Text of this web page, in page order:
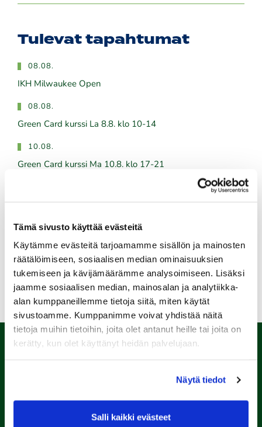
Tämä sivusto käyttää evästeitä
Käytämme evästeitä tarjoamamme sisällön ja mainosten
räätälöimiseen, sosiaalisen median ominaisuuksien
tukemiseen ja kävijämäärämme analysoimiseen. Lisäksi
jaamme sosiaalisen median, mainosalan ja analytiikka-
alan kumppaneillemme tietoja siitä, miten käytät
sivustoamme. Kumppanimme voivat yhdistää näitä
tietoja muihin tietoihin, joita olet antanut heille tai joita on
kerätty, kun olet käyttänyt heidän palvelujaan.
Näytä tiedot
Salli kaikki evästeet
Tulevat tapahtumat
08.08.
IKH Milwaukee Open
08.08.
Green Card kurssi La 8.8. klo 10-14
10.08.
Green Card kurssi Ma 10.8. klo 17-21
11.08.
Senioritiistai 12
Kaikki tapahtumat >>